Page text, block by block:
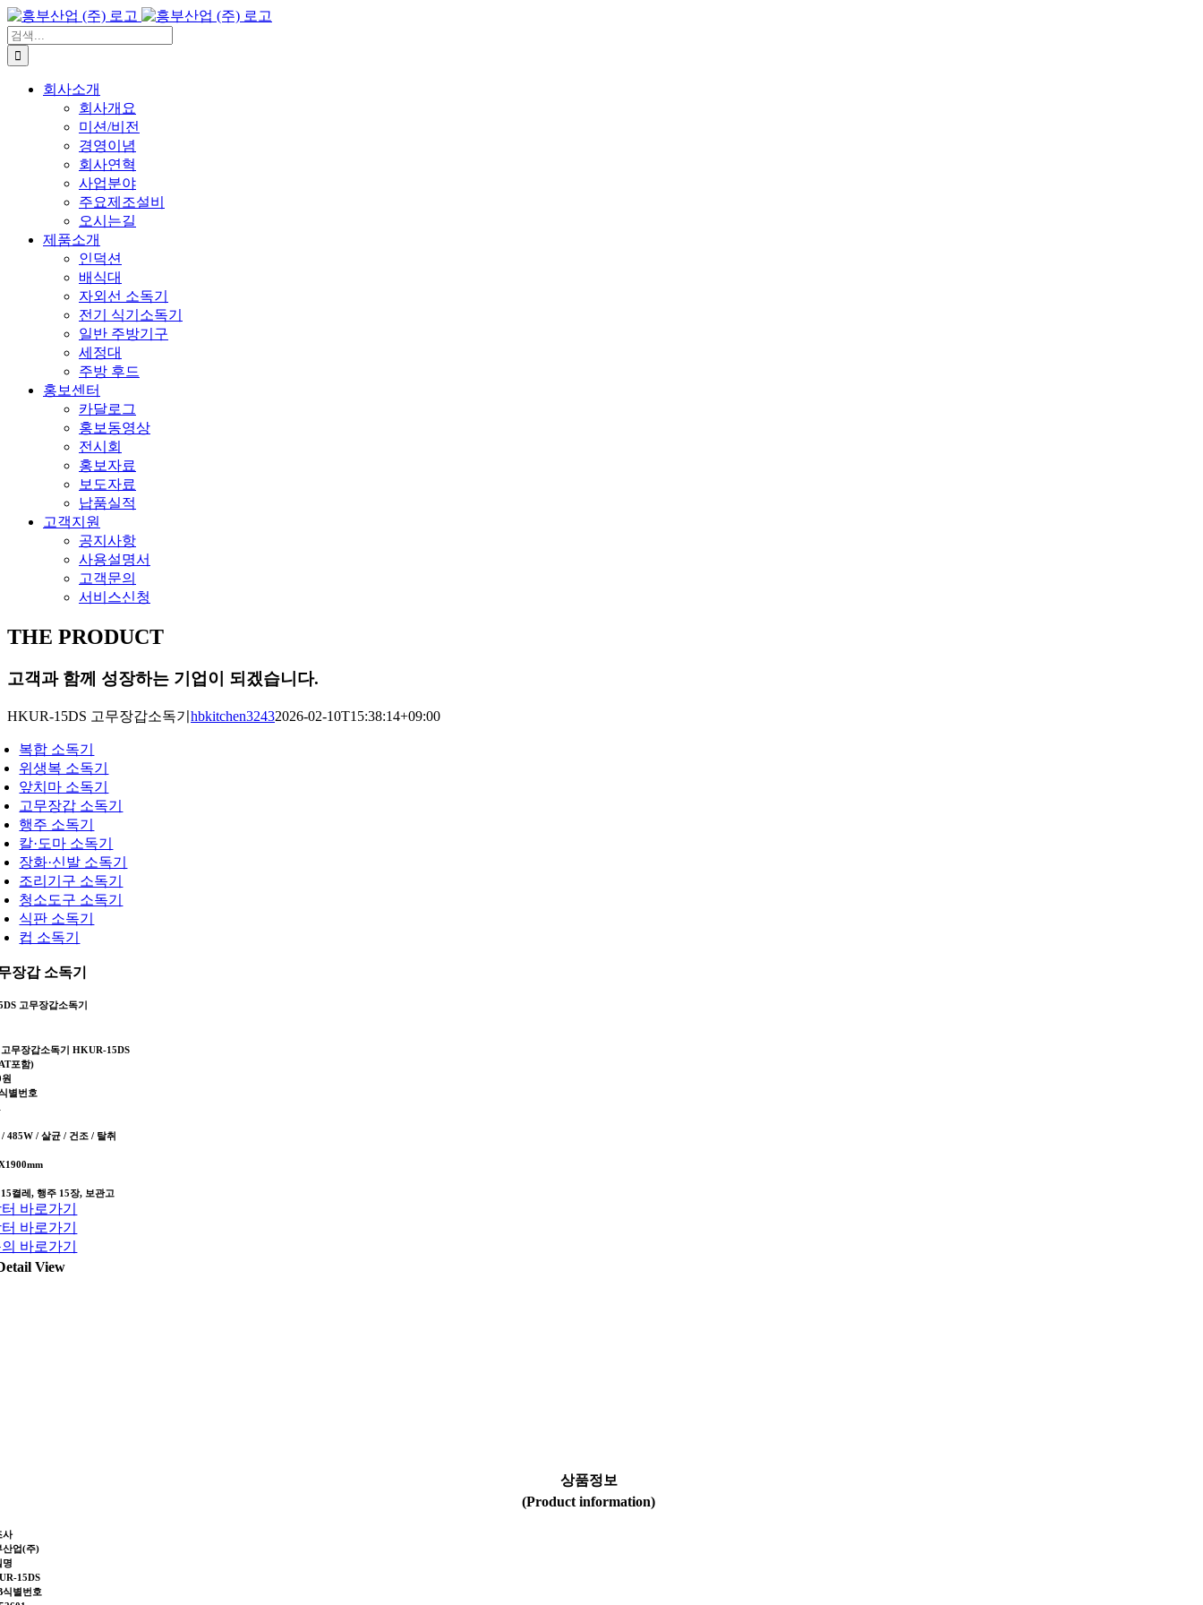
콘
텐
츠
로
검
색:
회사소개
회사개요
미션/비전
경영이념
회사연혁
사업분야
주요제조설비
오시는길
제품소개
인덕션
배식대
자외선 소독기
전기 식기소독기
일반 주방기구
세정대
주방 후드
홍보센터
카달로그
홍보동영상
전시회
홍보자료
보도자료
납품실적
고객지원
공지사항
사용설명서
고객문의
서비스신청
THE PRODUCT
고객과 함께 성장하는 기업이 되겠습니다.
HKUR-15DS 고무장갑소독기 hbkitchen32432026-02-10T15:38:14+09:00
복합 소독기
위생복 소독기
앞치마 소독기
고무장갑 소독기
행주 소독기
칼·도마 소독기
장화·신발 소독기
조리기구 소독기
청소도구 소독기
식판 소독기
컵 소독기
장갑 소독기
고무장갑소독기
무장갑소독기 HKUR-15DS
포함)
별번호
485W / 살균 / 건조 / 탈취
켤레, 행주 15장, 보관고
바로가기
바로가기
바로가기
View
상품정보
(Product information)
사
산업(주)
명
15DS
식별번호